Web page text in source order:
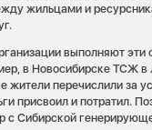
жильцами и
выполняют эти
в Новосибирске ТСЖ
жители перечислили за
присвоил и потратил.
с Сибирской